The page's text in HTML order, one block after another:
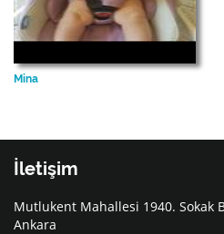
Mina
İletişim
Mutlukent Mahallesi 1940. Sokak
Ankara